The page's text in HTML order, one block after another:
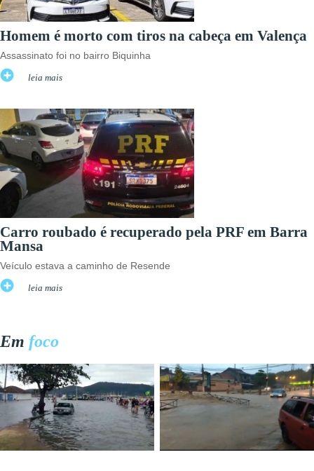
Homem é morto com tiros na cabeça em Valença
Assassinato foi no bairro Biquinha
leia mais
Carro roubado é recuperado pela PRF em Barra
Mansa
Veículo estava a caminho de Resende
leia mais
Em foco